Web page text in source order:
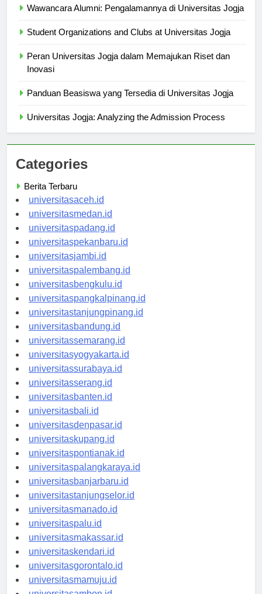
Peran Universitas Jogja dalam Memajukan Riset dan
Categories
Berita Terbaru
universitasaceh.id
universitasmedan.id
universitaspadang.id
universitaspekanbaru.id
universitasjambi.id
universitaspalembang.id
universitasbengkulu.id
universitaspangkalpinang.id
universitastanjungpinang.id
universitasbandung.id
universitassemarang.id
universitasyogyakarta.id
universitassurabaya.id
universitasserang.id
universitasbanten.id
universitasbali.id
universitasdenpasar.id
universitaskupang.id
universitaspontianak.id
universitaspalangkaraya.id
universitasbanjarbaru.id
universitastanjungselor.id
universitasmanado.id
universitaspalu.id
universitasmakassar.id
universitaskendari.id
universitasgorontalo.id
universitasmamuju.id